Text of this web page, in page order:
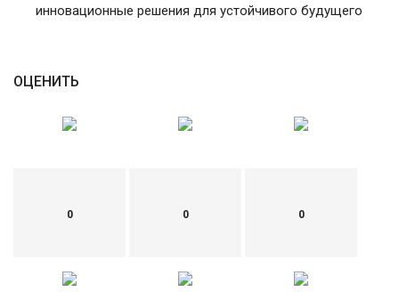
инновационные решения для устойчивого будущего
ОЦЕНИТЬ
0 0 0